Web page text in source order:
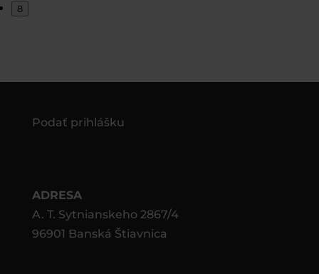
8
Podať prihlášku
ADRESA
A. T. Sytnianskeho 2867/4
96901 Banská Štiavnica